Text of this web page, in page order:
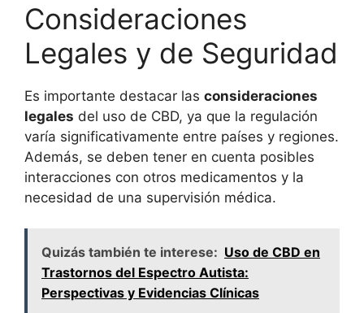
Consideraciones
Legales y de Seguridad
Es importante destacar las consideraciones
legales del uso de CBD, ya que la regulación
varía significativamente entre países y regiones.
Además, se deben tener en cuenta posibles
interacciones con otros medicamentos y la
necesidad de una supervisión médica.
Quizás también te interese: Uso de CBD en
Trastornos del Espectro Autista:
Perspectivas y Evidencias Clínicas